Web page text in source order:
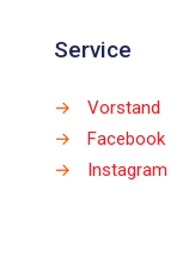
Service
→
Vorstand
→
Facebook
→
Instagram